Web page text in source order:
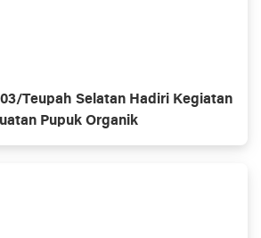
Teupah Selatan Hadiri Kegiatan
Pupuk Organik